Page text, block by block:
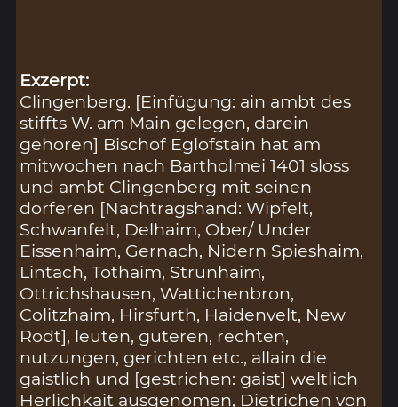
Exzerpt:
Clingenberg. [Einfügung: ain ambt des
stiffts W. am Main gelegen, darein
gehoren] Bischof Eglofstain hat am
mitwochen nach Bartholmei 1401 sloss
und ambt Clingenberg mit seinen
dorferen [Nachtragshand: Wipfelt,
Schwanfelt, Delhaim, Ober/ Under
Eissenhaim, Gernach, Nidern Spieshaim,
Lintach, Tothaim, Strunhaim,
Ottrichshausen, Wattichenbron,
Colitzhaim, Hirsfurth, Haidenvelt, New
Rodt], leuten, guteren, rechten,
nutzungen, gerichten etc., allain die
gaistlich und [gestrichen: gaist] weltlich
Herlichkait ausgenomen, Dietrichen von